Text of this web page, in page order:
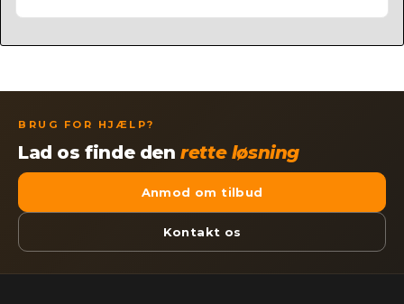
BRUG FOR HJÆLP?
Lad os finde denrette løsning
Anmod om tilbud
Kontakt os